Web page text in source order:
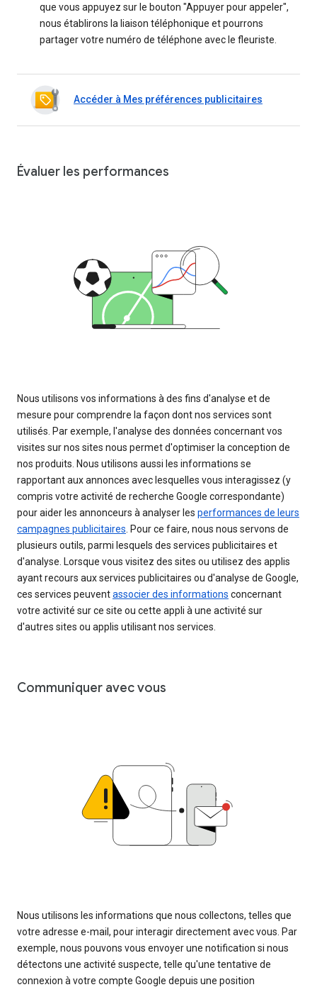
que vous appuyez sur le bouton "Appuyer pour appeler",
nous établirons la liaison téléphonique et pourrons
partager votre numéro de téléphone avec le fleuriste.
Accéder à Mes préférences publicitaires
Évaluer les performances
Nous utilisons vos informations à des fins d'analyse et de
mesure pour comprendre la façon dont nos services sont
utilisés. Par exemple, l'analyse des données concernant vos
visites sur nos sites nous permet d'optimiser la conception de
nos produits. Nous utilisons aussi les informations se
rapportant aux annonces avec lesquelles vous interagissez (y
compris votre activité de recherche Google correspondante)
pour aider les annonceurs à analyser les performances de leurs
campagnes publicitaires. Pour ce faire, nous nous servons de
plusieurs outils, parmi lesquels des services publicitaires et
d'analyse. Lorsque vous visitez des sites ou utilisez des applis
ayant recours aux services publicitaires ou d'analyse de Google,
ces services peuventassocier des informations concernant
votre activité sur ce site ou cette appli à une activité sur
d'autres sites ou applis utilisant nos services.
Communiquer avec vous
Nous utilisons les informations que nous collectons, telles que
votre adresse e-mail, pour interagir directement avec vous. Par
exemple, nous pouvons vous envoyer une notification si nous
détectons une activité suspecte, telle qu'une tentative de
connexion à votre compte Google depuis une position